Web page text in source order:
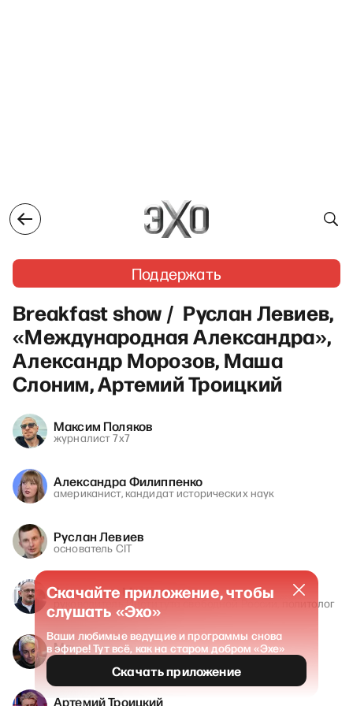
Поддержать
Breakfast show / Руслан Левиев,
«Международная Александра»,
Александр Морозов, Маша
Слоним, Артемий Троицкий
Максим Поляков
журналист 7х7
Александра Филиппенко
американист, кандидат исторических наук
Руслан Левиев
основатель CIT
Александр Морозов
руководитель Института свободной России, политолог
Маша Слоним
журналист
Артемий Троицкий
Скачайте приложение, чтобы
слушать «Эхо»
Ваши любимые ведущие и программы снова
в эфире! Тут всё, как на старом добром «Эхе»
Скачать приложение